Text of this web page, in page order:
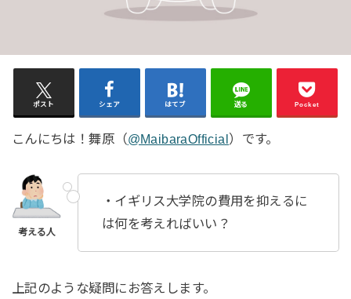
ポスト シェア はてブ 送る Pocket
こんにちは！舞原（@MaibaraOfficial ）です。
・イギリス大学院の費用を抑えるに
は何を考えればいい？
上記のような疑問にお答えします。